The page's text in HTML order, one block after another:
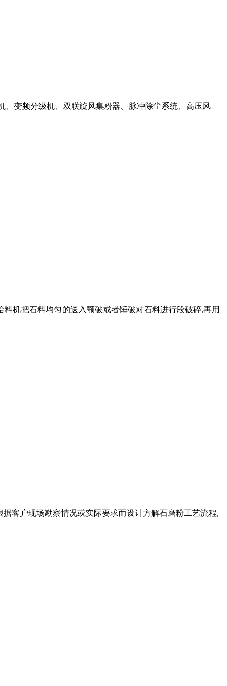
变频分级机、双联旋风集粉器、脉冲除尘系统、高压风
机把石料均匀的送入颚破或者锤破对石料进行段破碎,再用
客户现场勘察情况或实际要求而设计方解石磨粉工艺流程,